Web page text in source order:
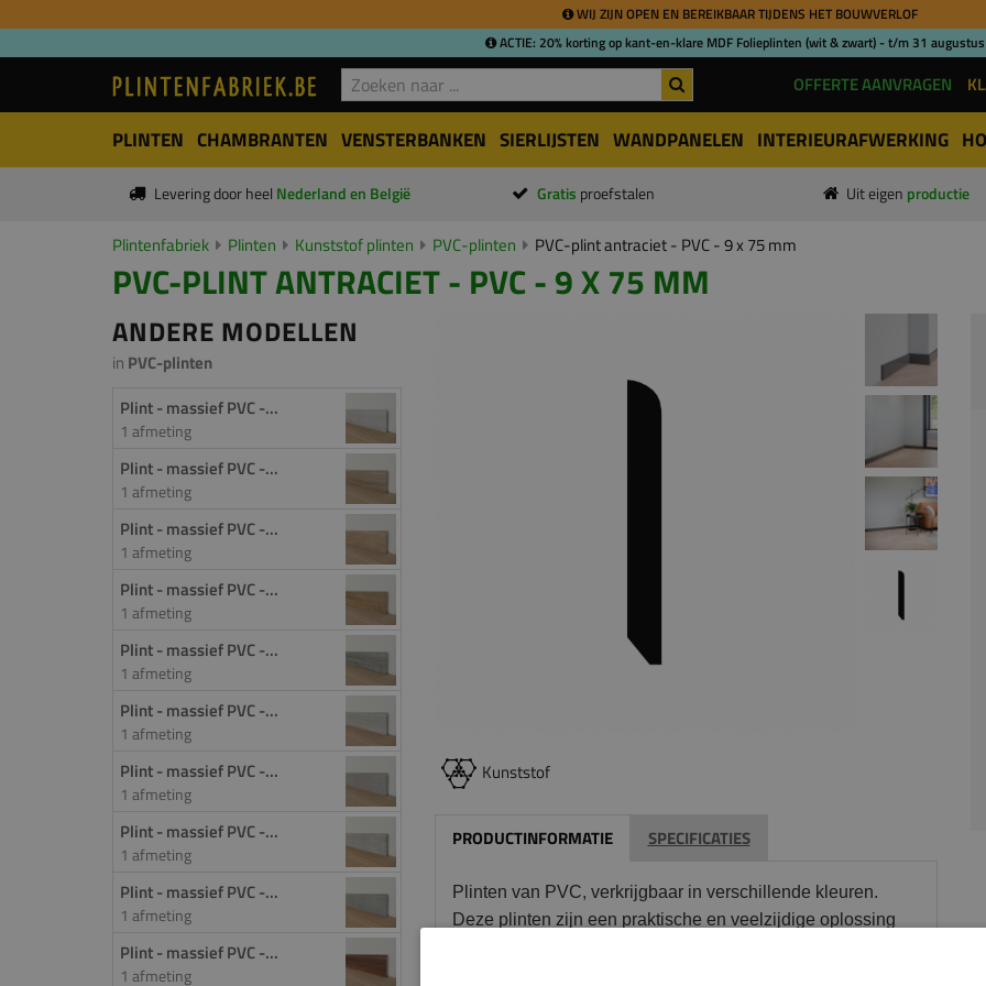
WIJ ZIJN OPEN EN BEREIKBAAR TIJDENS HET BOUWVERLOF
ACTIE: 20% korting op kant-en-klare MDF Folieplinten (wit & zwart) - t/m 31
OFFERTE AANVRAGEN
PLINTEN CHAMBRANTEN VENSTERBANKEN SIERLIJSTEN WANDPANELEN INTERIEURAFWERKING
Levering door heel Nederland en België Gratis proefstalen Uit eigen productie
Plintenfabriek Plinten Kunststof plinten PVC-plinten PVC-plint antraciet - PVC - 9 x 75 mm
PVC-PLINT ANTRACIET - PVC - 9 X 75 MM
ANDERE MODELLEN
in PVC-plinten
Plint - massief PVC -...
1 afmeting
Plint - massief PVC -...
1 afmeting
Plint - massief PVC -...
1 afmeting
Plint - massief PVC -...
1 afmeting
Plint - massief PVC -...
1 afmeting
Plint - massief PVC -...
1 afmeting
Plint - massief PVC -...
1 afmeting
Plint - massief PVC -...
1 afmeting
Plint - massief PVC -...
1 afmeting
Plint - massief PVC -...
1 afmeting
Kunststof
PRODUCTINFORMATIE SPECIFICATIES
Plinten van PVC, verkrijgbaar in verschillende kleuren.
Deze plinten zijn een praktische en veelzijdige oplossing